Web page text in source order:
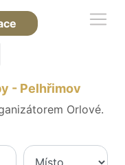
- Pelhřimov
Orlové.